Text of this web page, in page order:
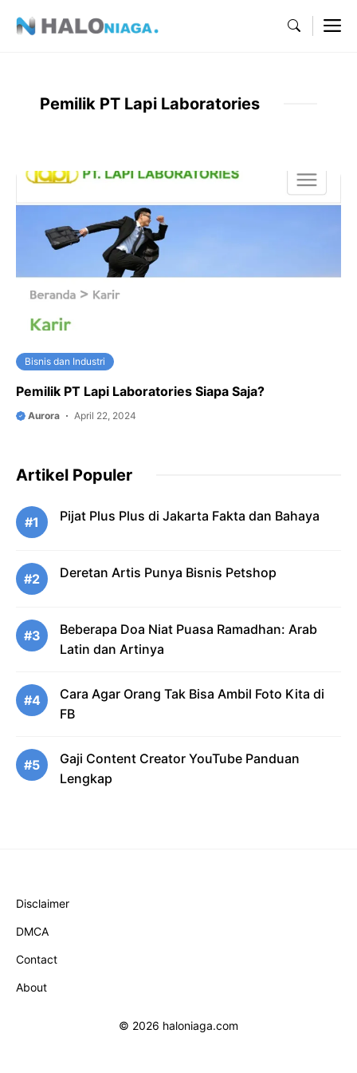
Pemilik PT Lapi Laboratories
Bisnis dan Industri
Pemilik PT Lapi Laboratories Siapa Saja?
Aurora April 22, 2024
Artikel Populer
#1 Pijat Plus Plus di Jakarta Fakta dan Bahaya
#2 Deretan Artis Punya Bisnis Petshop
#3
Beberapa Doa Niat Puasa Ramadhan: Arab
Latin dan Artinya
#4
Cara Agar Orang Tak Bisa Ambil Foto Kita di
FB
#5
Gaji Content Creator YouTube Panduan
Lengkap
Disclaimer
DMCA
Contact
About
© 2026 haloniaga.com